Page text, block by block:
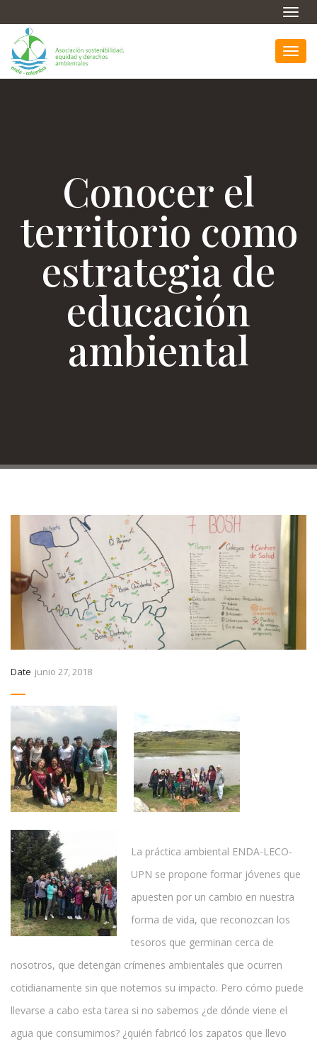
Conocer el
territorio como
estrategia de
educación
ambiental
Date junio 27, 2018
La práctica ambiental ENDA-LECO-
UPN se propone formar jóvenes que
apuesten por un cambio en nuestra
forma de vida, que reconozcan los
tesoros que germinan cerca de
nosotros, que detengan crímenes ambientales que ocurren
cotidianamente sin que notemos su impacto. Pero cómo puede
llevarse a cabo esta tarea si no sabemos ¿de dónde viene el
agua que consumimos? ¿quién fabricó los zapatos que llevo